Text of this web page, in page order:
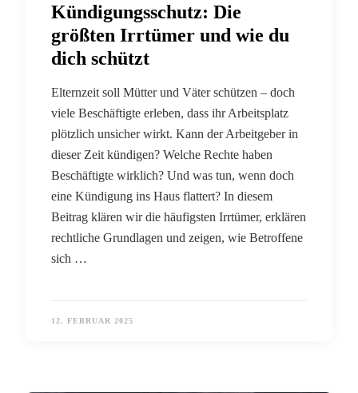
Kündigungsschutz: Die
größten Irrtümer und wie du
dich schützt
Elternzeit soll Mütter und Väter schützen – doch
viele Beschäftigte erleben, dass ihr Arbeitsplatz
plötzlich unsicher wirkt. Kann der Arbeitgeber in
dieser Zeit kündigen? Welche Rechte haben
Beschäftigte wirklich? Und was tun, wenn doch
eine Kündigung ins Haus flattert? In diesem
Beitrag klären wir die häufigsten Irrtümer, erklären
rechtliche Grundlagen und zeigen, wie Betroffene
sich …
12. FEBRUAR 2025